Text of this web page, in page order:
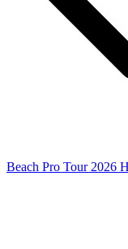
Beach Pro Tour 2026